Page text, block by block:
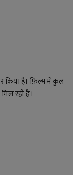
किया है। फ़िल्म में कुल
रही है।